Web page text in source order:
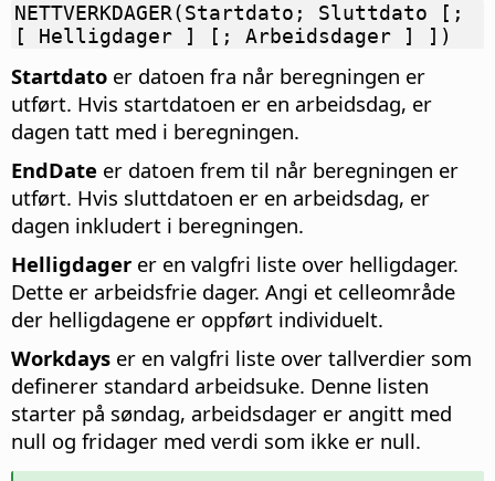
NETTVERKDAGER(Startdato; Sluttdato [;
[ Helligdager ] [; Arbeidsdager ] ])
Startdato er datoen fra når beregningen er
utført. Hvis startdatoen er en arbeidsdag, er
dagen tatt med i beregningen.
EndDate er datoen frem til når beregningen er
utført. Hvis sluttdatoen er en arbeidsdag, er
dagen inkludert i beregningen.
Helligdager er en valgfri liste over helligdager.
Dette er arbeidsfrie dager. Angi et celleområde
der helligdagene er oppført individuelt.
Workdays er en valgfri liste over tallverdier som
definerer standard arbeidsuke. Denne listen
starter på søndag, arbeidsdager er angitt med
null og fridager med verdi som ikke er null.